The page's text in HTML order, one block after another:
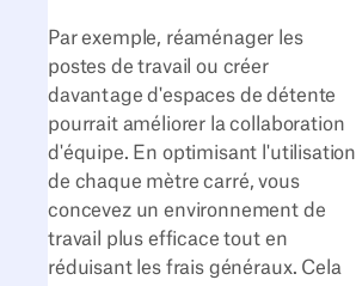
Par exemple, réaménager les
postes de travail ou créer
davantage d'espaces de détente
pourrait améliorer la collaboration
d'équipe. En optimisant l'utilisation
de chaque mètre carré, vous
concevez un environnement de
travail plus efficace tout en
réduisant les frais généraux. Cela